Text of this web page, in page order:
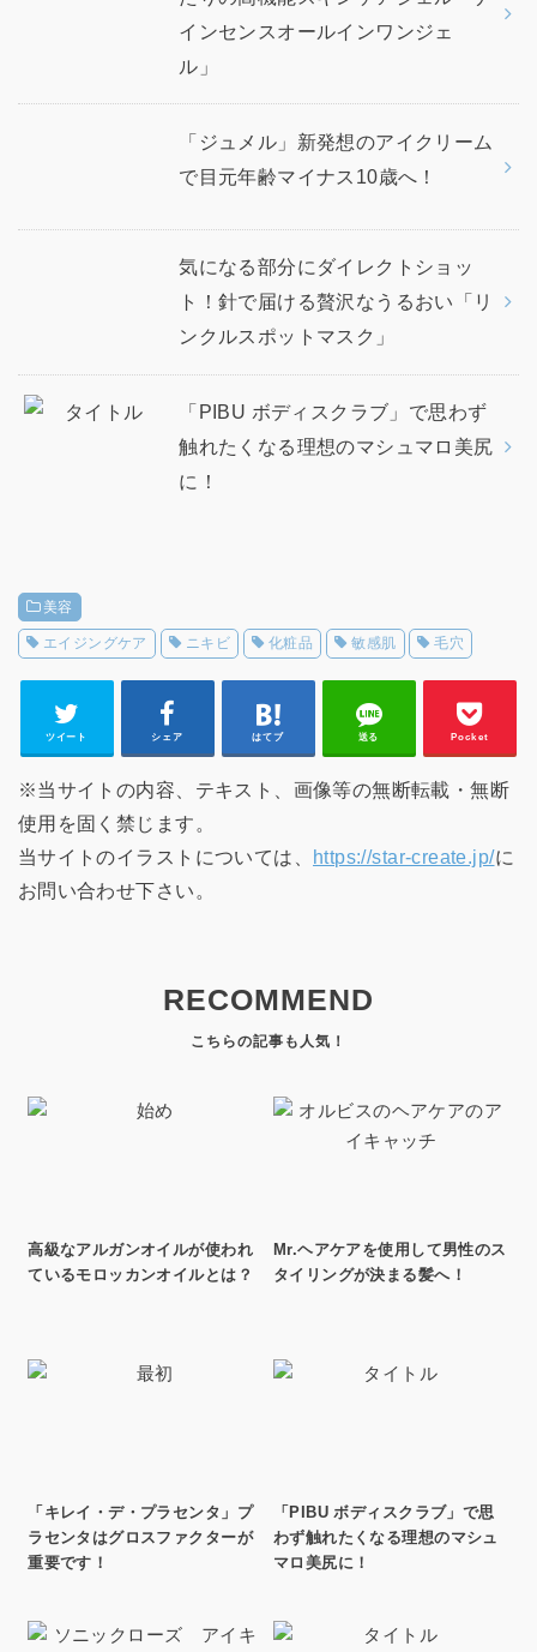
インセンスオールインワンジェ
ル」
「ジュメル」新発想のアイクリーム
で目元年齢マイナス10歳へ！
気になる部分にダイレクトショッ
ト！針で届ける贅沢なうるおい「リ
ンクルスポットマスク」
「PIBU ボディスクラブ」で思わず
触れたくなる理想のマシュマロ美尻
に！
美容
エイジングケア ニキビ 化粧品 敏感肌 毛穴
ツイート シェア はてブ 送る Pocket
※当サイトの内容、テキスト、画像等の無断転載・無断
使用を固く禁じます。
当サイトのイラストについては、 https://star-create.jp/に
お問い合わせ下さい。
RECOMMEND
高級なアルガンオイルが使われ
ているモロッカンオイルとは？
Mr.ヘアケアを使用して男性のス
タイリングが決まる髪へ！
「キレイ・デ・プラセンタ」プ
ラセンタはグロスファクターが
重要です！
「PIBU ボディスクラブ」で思
わず触れたくなる理想のマシュ
マロ美尻に！